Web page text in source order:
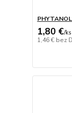
1,80 €/ks
1,46 € bez